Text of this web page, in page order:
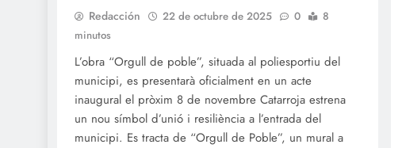
Redacción 22 de octubre de 2025 0
8
minutos
L’obra “Orgull de poble”, situada al poliesportiu del
municipi, es presentarà oficialment en un acte
inaugural el pròxim 8 de novembre Catarroja estrena
un nou símbol d’unió i resiliència a l’entrada del
municipi. Es tracta de “Orgull de Poble”, un mural a